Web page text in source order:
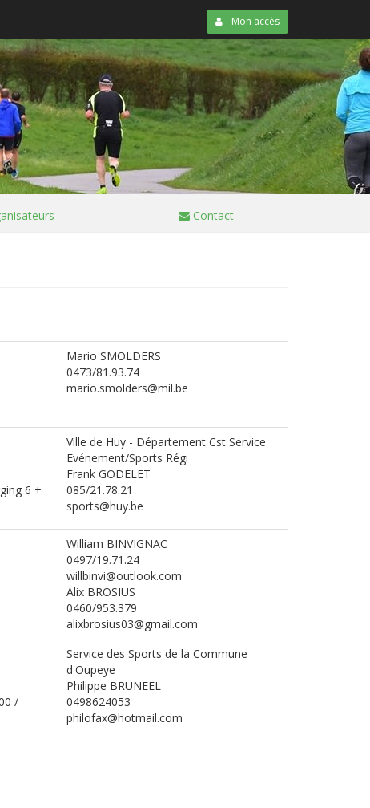
Mon accès
Contact
Mario SMOLDERS
0473/81.93.74
mario.smolders@mil.be
6 +
Ville de Huy - Département Cst Service
Evénement/Sports Régi
Frank GODELET
085/21.78.21
sports@huy.be
William BINVIGNAC
0497/19.71.24
willbinvi@outlook.com
Alix BROSIUS
0460/953.379
alixbrosius03@gmail.com
/
Service des Sports de la Commune
d'Oupeye
Philippe BRUNEEL
0498624053
philofax@hotmail.com